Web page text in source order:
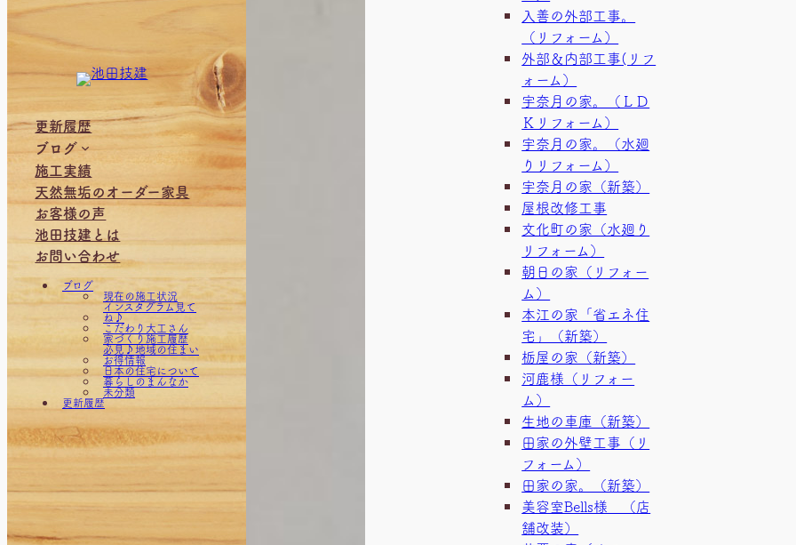
更新履歴
ブログ
施工実績
天然無垢のオーダー家具
お客様の声
池田技建とは
お問い合わせ
ブログ
現在の施工状況
インスタグラム見て
ね♪
こだわり大工さん
お地蔵様の
地蔵堂
古民家
建具制作
彫刻 腕木
懸魚 虹梁
手刻み 墨付
木塀と木製
格子
無垢材テー
神棚制作
家づくり施工履歴
one degree
様（店舗改
装）
お部屋のリ
フォーム
ージのある
もみ殻ホッ
パー制作
上村木の家
下立の家。
入善の外部
必見♪地域の住まい
お得情報
「ギャラリ
ー木組みの
家。」
い住宅支援
事業をご活
用ください
♪
住まいの相
♪
日本の住宅について
暮らしのまんなか
夢づくりフ
家族だんら
木のおはな
し
県下一斉イ
会う日」
未分類
更新履歴
お知らせ
NEWS
入善の外部工事。
（リフォーム）
外部＆内部工事(リフ
ォーム）
宇奈月の家。（ＬＤ
Ｋリフォーム）
宇奈月の家。（水廻
りリフォーム）
宇奈月の家（新築）
屋根改修工事
文化町の家（水廻り
リフォーム）
朝日の家（リフォー
ム）
本江の家「省エネ住
宅」（新築）
栃屋の家（新築）
河鹿様（リフォー
ム）
生地の車庫（新築）
田家の外壁工事（リ
フォーム）
田家の家。（新築）
美容室Bells様 （店
舗改装）